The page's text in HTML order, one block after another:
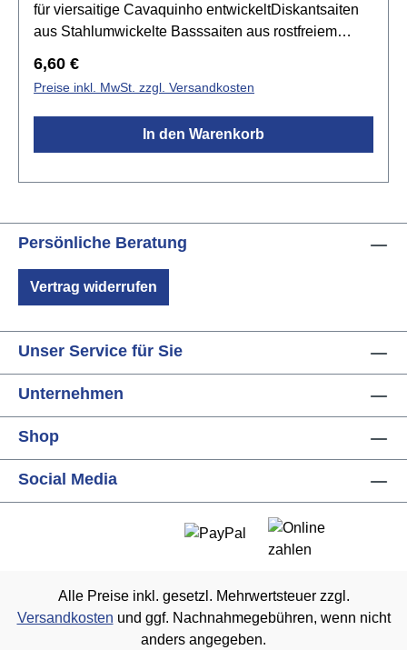
für viersaitige Cavaquinho entwickeltDiskantsaiten
aus Stahlumwickelte Basssaiten aus rostfreiem
Regulärer Preis:
6,60 €
Preise inkl. MwSt. zzgl. Versandkosten
In den Warenkorb
Persönliche Beratung
Vertrag widerrufen
Unser Service für Sie
Unternehmen
Shop
Social Media
Alle Preise inkl. gesetzl. Mehrwertsteuer zzgl.
Versandkosten und ggf. Nachnahmegebühren, wenn nicht
anders angegeben.